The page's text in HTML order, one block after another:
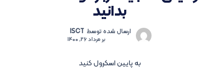
بدانید
ارسال شده توسط ISCT
برمرداد 26, 1400
به پایین اسکرول کنید